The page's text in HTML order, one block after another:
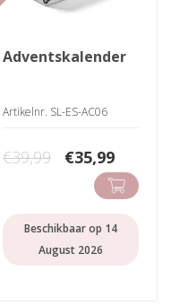
adventskalender
Artikelnr. SL-ES-AC06
€39,99
prijs
was:
€39,99.
€35,99
prijs
is:
€35,99.
Beschikbaar op 14
August 2026